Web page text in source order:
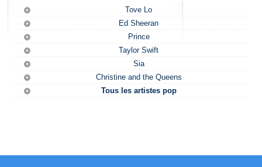
Tove Lo
Ed Sheeran
Prince
Taylor Swift
Sia
Christine and the Queens
Tous les artistes pop